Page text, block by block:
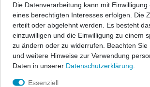
Beschreibung
Angaben Produktsicherheit
Lackbeschädigungen sind beim Be- und
immer vermeidbar, daher ärgerlich und teuer
Die Datenverarbeitung kann mit
eines berechtigten Interesses erfolgen. Die
erteilt oder abgelehnt werden. Es besteht
einzuwilligen und die Einwilligung zu einem
zu ändern oder zu widerrufen. Beachten Sie
und weitere Hinweise zur Verwendung
Daten in unserer Daten­schutz­erklärung
Essenziell